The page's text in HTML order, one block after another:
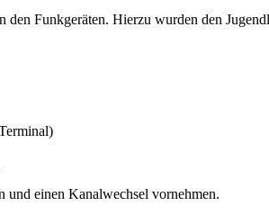
Funkgeräten. Hierzu wurden den
und einen Kanalwechsel vornehmen.